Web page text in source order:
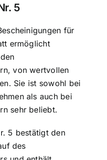
5
für
ermöglicht
von wertvollen
Sie ist sowohl bei
als auch bei
sehr beliebt.
5 bestätigt den
des